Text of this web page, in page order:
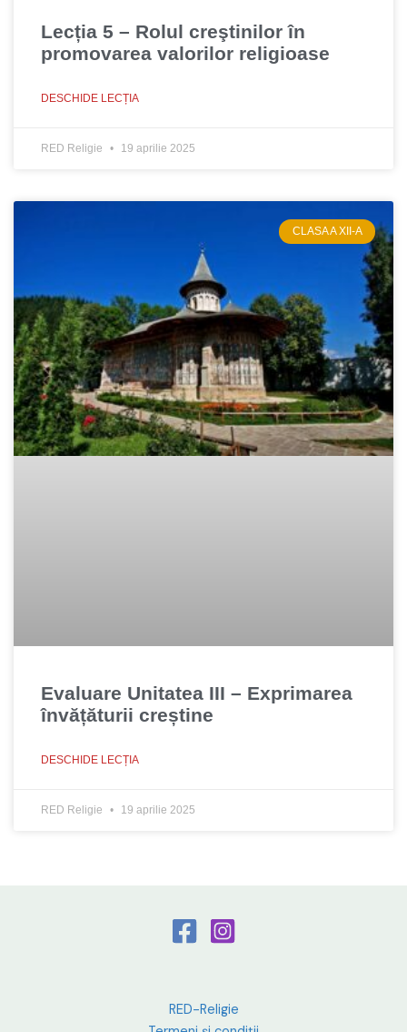
Lecția 5 – Rolul creştinilor în
promovarea valorilor religioase
DESCHIDE LECȚIA
RED Religie 19 aprilie 2025
CLASA A XII-A
Evaluare Unitatea III – Exprimarea
învățăturii creștine
DESCHIDE LECȚIA
RED Religie 19 aprilie 2025
RED-Religie